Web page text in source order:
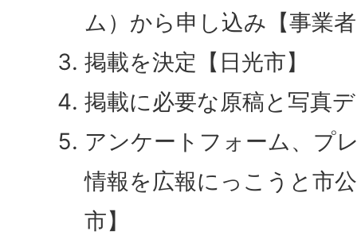
ム）から申し込み【事業
掲載を決定【日光市】
掲載に必要な原稿と写真
アンケートフォーム、プ
情報を広報にっこうと市
市】